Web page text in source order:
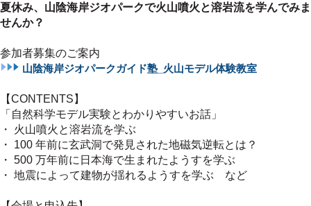
夏休み、山陰海岸ジオパークで火山噴火と溶岩流を学んでみま
せんか？
参加者募集のご案内
山陰海岸ジオパークガイド塾_火山モデル体験教室
【CONTENTS】
「自然科学モデル実験とわかりやすいお話」
・ 火山噴火と溶岩流を学ぶ
・ 100 年前に玄武洞で発見された地磁気逆転とは？
・ 500 万年前に日本海で生まれたようすを学ぶ
・ 地震によって建物が揺れるようすを学ぶ など